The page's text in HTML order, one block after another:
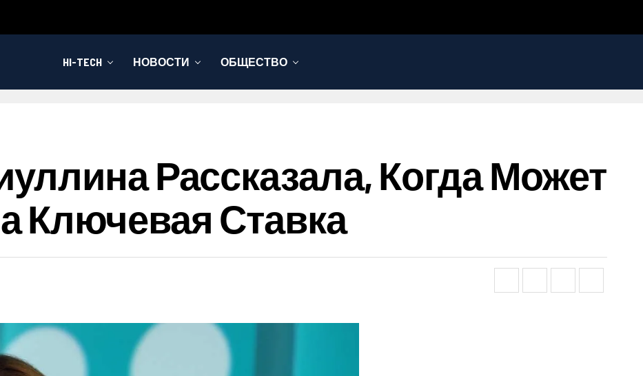
HI-TECH НОВОСТИ ОБЩЕСТВО
Рассказала, Когда Может
Ключевая Ставка